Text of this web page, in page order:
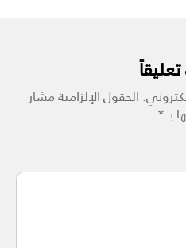
الحقول الإلزامية مشار
بـ*